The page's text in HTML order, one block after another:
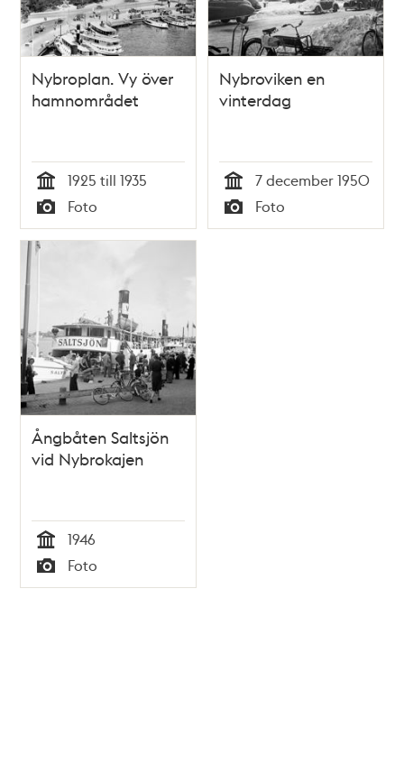
Nybroplan. Vy över
hamnområdet
Tid
1925 till 1935
Typ
Foto
Nybroviken en
vinterdag
Tid
7 december 1950
Typ
Foto
Ångbåten Saltsjön
vid Nybrokajen
Tid
1946
Typ
Foto